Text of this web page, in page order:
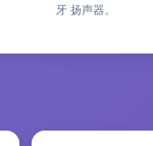
牙 扬声器。